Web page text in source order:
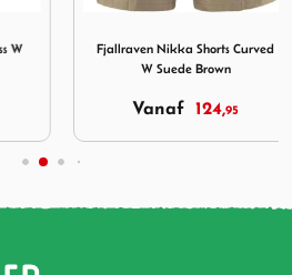
Fjallraven Nikka Shorts Curved
W Suede Brown
Vanaf124,95